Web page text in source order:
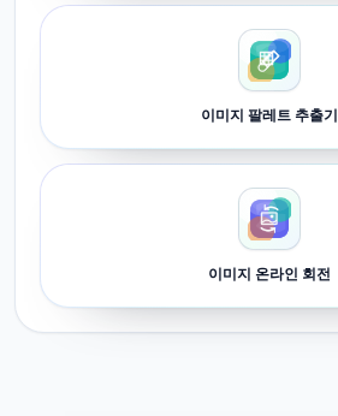
이미지 팔레트 추출기
이미지 온라인 회전